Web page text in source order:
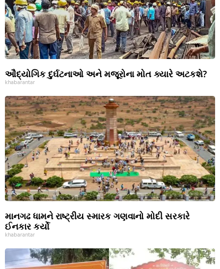
ઔદ્યોગિક દુર્ઘટનાઓ અને મજૂરોના મોત ક્યારે અટકશે?
khabarantar
માનગઢ ધામને રાષ્ટ્રીય સ્મારક ગણવાનો મોદી સરકારે
ઈનકાર કર્યો
khabarantar